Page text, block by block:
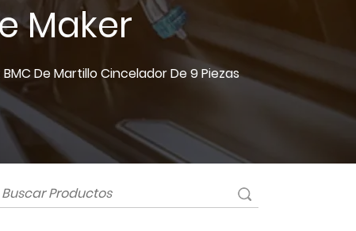
Maker
BMC De Martillo Cincelador De 9 Piezas